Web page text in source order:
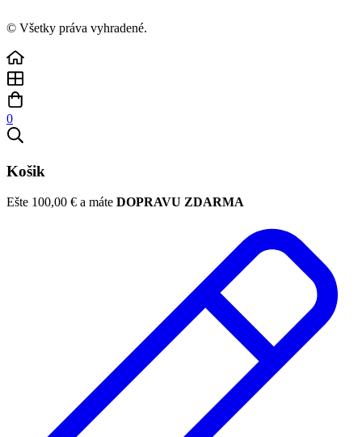
© Všetky práva vyhradené.
0
Košik
Ešte 100,00 € a máte DOPRAVU ZDARMA